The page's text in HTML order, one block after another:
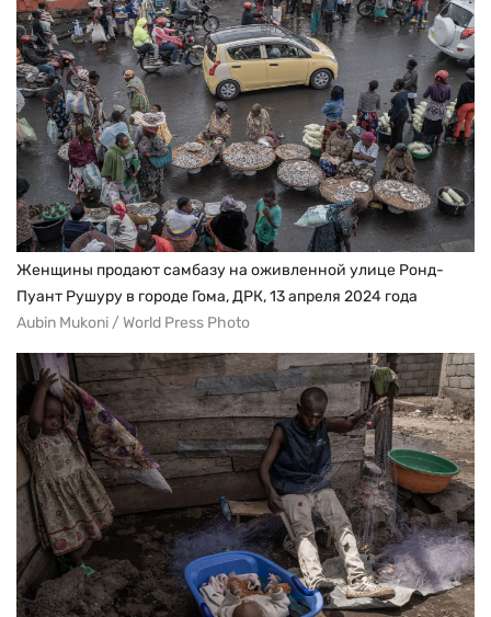
Женщины продают самбазу на оживленной улице Ронд-
Пуант Рушуру в городе Гома, ДРК, 13 апреля 2024 года
Aubin Mukoni / World Press Photo